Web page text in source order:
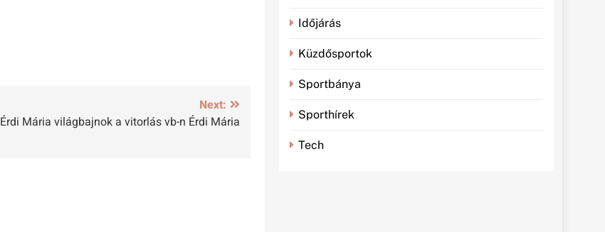
Next:
Érdi Mária világbajnok a vitorlás vb-n Érdi Mária
Időjárás
Küzdősportok
Sportbánya
Sporthírek
Tech